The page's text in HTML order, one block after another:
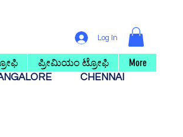
Log In
ಪ್ರೀಮಿಯಂ ಟ್ರೋಫಿ More
CHENNAI